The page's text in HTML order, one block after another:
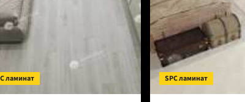
ламинат SPC ламинат